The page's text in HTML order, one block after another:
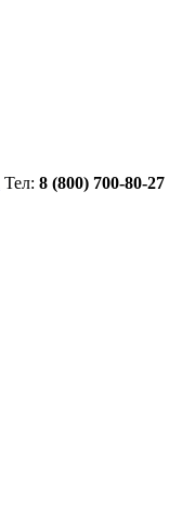
Тел: 8 (800) 700-80-27